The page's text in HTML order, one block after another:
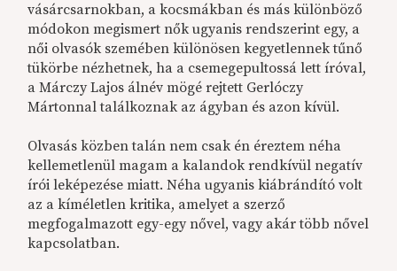
vásárcsarnokban, a kocsmákban és más különböző
módokon megismert nők ugyanis rendszerint egy, a
női olvasók szemében különösen kegyetlennek tűnő
tükörbe nézhetnek, ha a csemegepultossá lett íróval,
a Márczy Lajos álnév mögé rejtett Gerlóczy
Mártonnal találkoznak az ágyban és azon kívül.
Olvasás közben talán nem csak én éreztem néha
kellemetlenül magam a kalandok rendkívül negatív
írói leképezése miatt. Néha ugyanis kiábrándító volt
az a kíméletlen kritika, amelyet a szerző
megfogalmazott egy-egy nővel, vagy akár több nővel
kapcsolatban.